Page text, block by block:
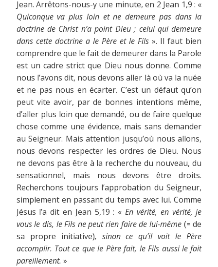
Jean. Arrêtons-nous-y une minute, en 2 Jean 1,9 : «
Quiconque va plus loin et ne demeure pas dans la
doctrine de Christ n’a point Dieu ; celui qui demeure
dans cette doctrine a le Père et le Fils». Il faut bien
comprendre que le fait de demeurer dans la Parole
est un cadre strict que Dieu nous donne. Comme
nous l’avons dit, nous devons aller là où va la nuée
et ne pas nous en écarter. C’est un défaut qu’on
peut vite avoir, par de bonnes intentions même,
d’aller plus loin que demandé, ou de faire quelque
chose comme une évidence, mais sans demander
au Seigneur. Mais attention jusqu’où nous allons,
nous devons respecter les ordres de Dieu. Nous
ne devons pas être à la recherche du nouveau, du
sensationnel, mais nous devons être droits.
Recherchons toujours l’approbation du Seigneur,
simplement en passant du temps avec lui. Comme
Jésus l’a dit en Jean 5,19 : «En vérité, en vérité, je
vous le dis, le Fils ne peut rien faire de lui-même (= de
sa propre initiative), sinon ce qu’il voit le Père
accomplir. Tout ce que le Père fait, le Fils aussi le fait
pareillement. »